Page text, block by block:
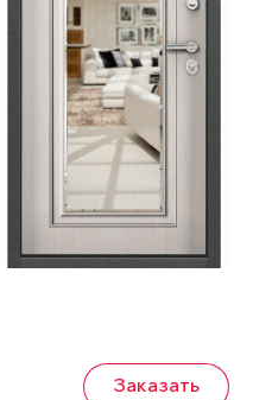
Заказать